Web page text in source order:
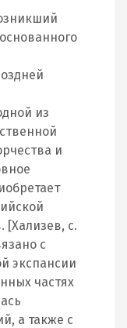
из
и
[Хализев, с.
с
экспансии
частях
а также с